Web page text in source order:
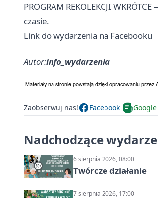
PROGRAM REKOLEKCJI
czasie.
Link do wydarzenia na Facebooku
Autor:info_wydarzenia
Zaobserwuj nas! Facebook
Nadchodzące
6 sierpnia 2026, 08:00
Twórcze działanie
7 sierpnia 2026, 17:00